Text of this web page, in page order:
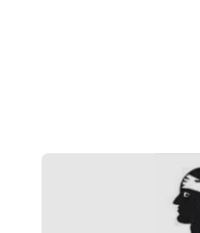
Post
navigation